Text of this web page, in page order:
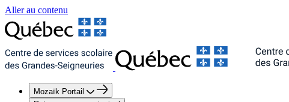
Aller au contenu
Mozaïk Portail